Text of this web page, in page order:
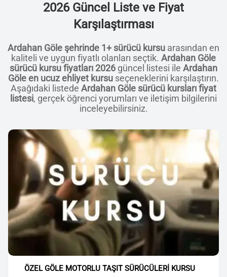
2026 Güncel Liste ve Fiyat
Karşılaştırması
Ardahan Göle şehrinde 1+ sürücü kursu arasından en
kaliteli ve uygun fiyatlı olanları seçtik. Ardahan Göle
sürücü kursu fiyatları 2026 güncel listesi ile Ardahan
Göle en ucuz ehliyet kursu seçeneklerini karşılaştırın.
Aşağıdaki listede Ardahan Göle sürücü kursları fiyat
listesi, gerçek öğrenci yorumları ve iletişim bilgilerini
inceleyebilirsiniz.
ÖZEL GÖLE MOTORLU TAŞIT SÜRÜCÜLERİ KURSU